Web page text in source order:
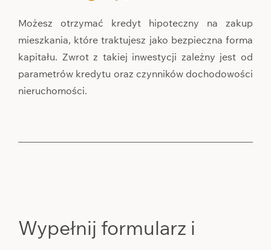
Możesz otrzymać kredyt hipoteczny na zakup
mieszkania, które traktujesz jako bezpieczna forma
kapitału. Zwrot z takiej inwestycji zależny jest od
parametrów kredytu oraz czynników dochodowości
nieruchomości.
Wypełnij formularz i